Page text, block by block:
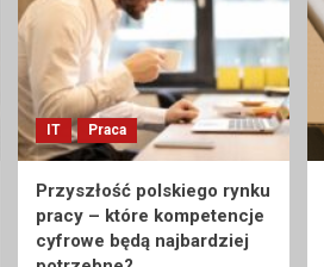
IT Praca
Przyszłość polskiego rynku
pracy – które kompetencje
cyfrowe będą najbardziej